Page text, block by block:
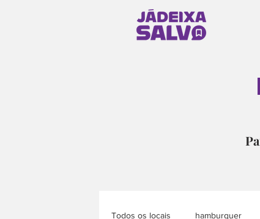
Todos os locais hamburguer